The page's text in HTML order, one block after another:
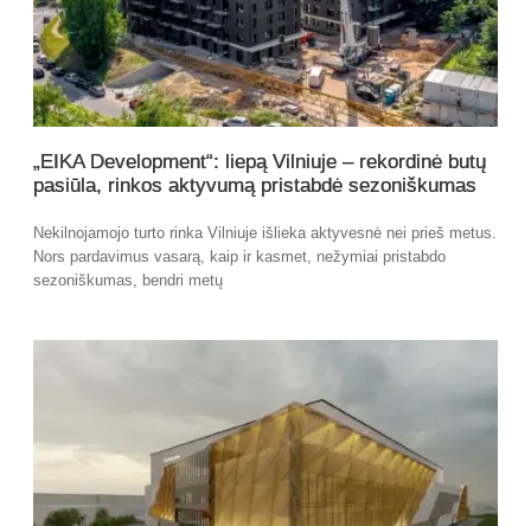
„EIKA Development“: liepą Vilniuje – rekordinė butų
pasiūla, rinkos aktyvumą pristabdė sezoniškumas
Nekilnojamojo turto rinka Vilniuje išlieka aktyvesnė nei prieš metus.
Nors pardavimus vasarą, kaip ir kasmet, nežymiai pristabdo
sezoniškumas, bendri metų